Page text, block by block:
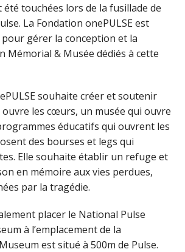
touchées lors de la fusillade de
La Fondation onePULSE est
gérer la conception et la
Mémorial & Musée dédiés à cette
souhaite créer et soutenir
les cœurs, un musée qui ouvre
éducatifs qui ouvrent les
des bourses et legs qui
Elle souhaite établir un refuge et
en mémoire aux vies perdues,
par la tragédie.
placer le National Pulse
à l’emplacement de la
est situé à 500m de Pulse.